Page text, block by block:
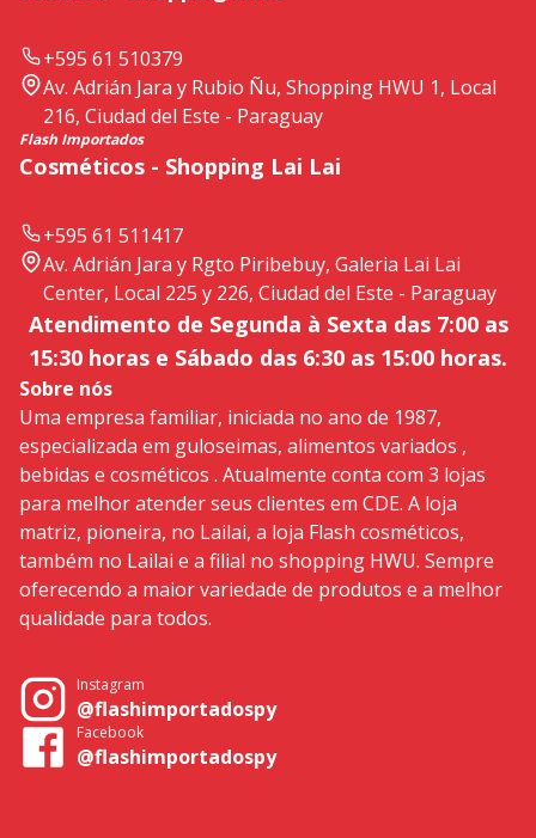
+595 61 510379
Av. Adrián Jara y Rubio Ñu, Shopping HWU 1, Local
216, Ciudad del Este - Paraguay
Flash Importados
Cosméticos - Shopping Lai Lai
+595 61 511417
Av. Adrián Jara y Rgto Piribebuy, Galeria Lai Lai
Center, Local 225 y 226, Ciudad del Este - Paraguay
Atendimento de Segunda à Sexta das 7:00 as
15:30 horas e Sábado das 6:30 as 15:00 horas.
Sobre nós
Uma empresa familiar, iniciada no ano de 1987,
especializada em guloseimas, alimentos variados ,
bebidas e cosméticos . Atualmente conta com 3 lojas
para melhor atender seus clientes em CDE. A loja
matriz, pioneira, no Lailai, a loja Flash cosméticos,
também no Lailai e a filial no shopping HWU. Sempre
oferecendo a maior variedade de produtos e a melhor
qualidade para todos.
Instagram
@flashimportadospy
Facebook
@flashimportadospy